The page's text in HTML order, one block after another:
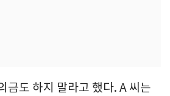
금도 하지 말라고 했다. A 씨는